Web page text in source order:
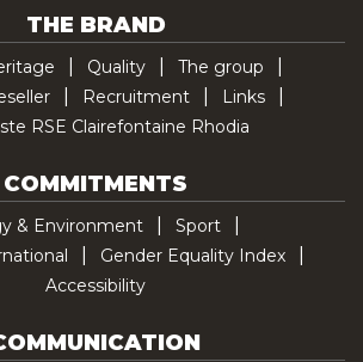
THE BRAND
Quality
The group
Recruitment
Links
RSE Clairefontaine Rhodia
COMMITMENTS
& Environment
Sport
Gender Equality Index
Accessibility